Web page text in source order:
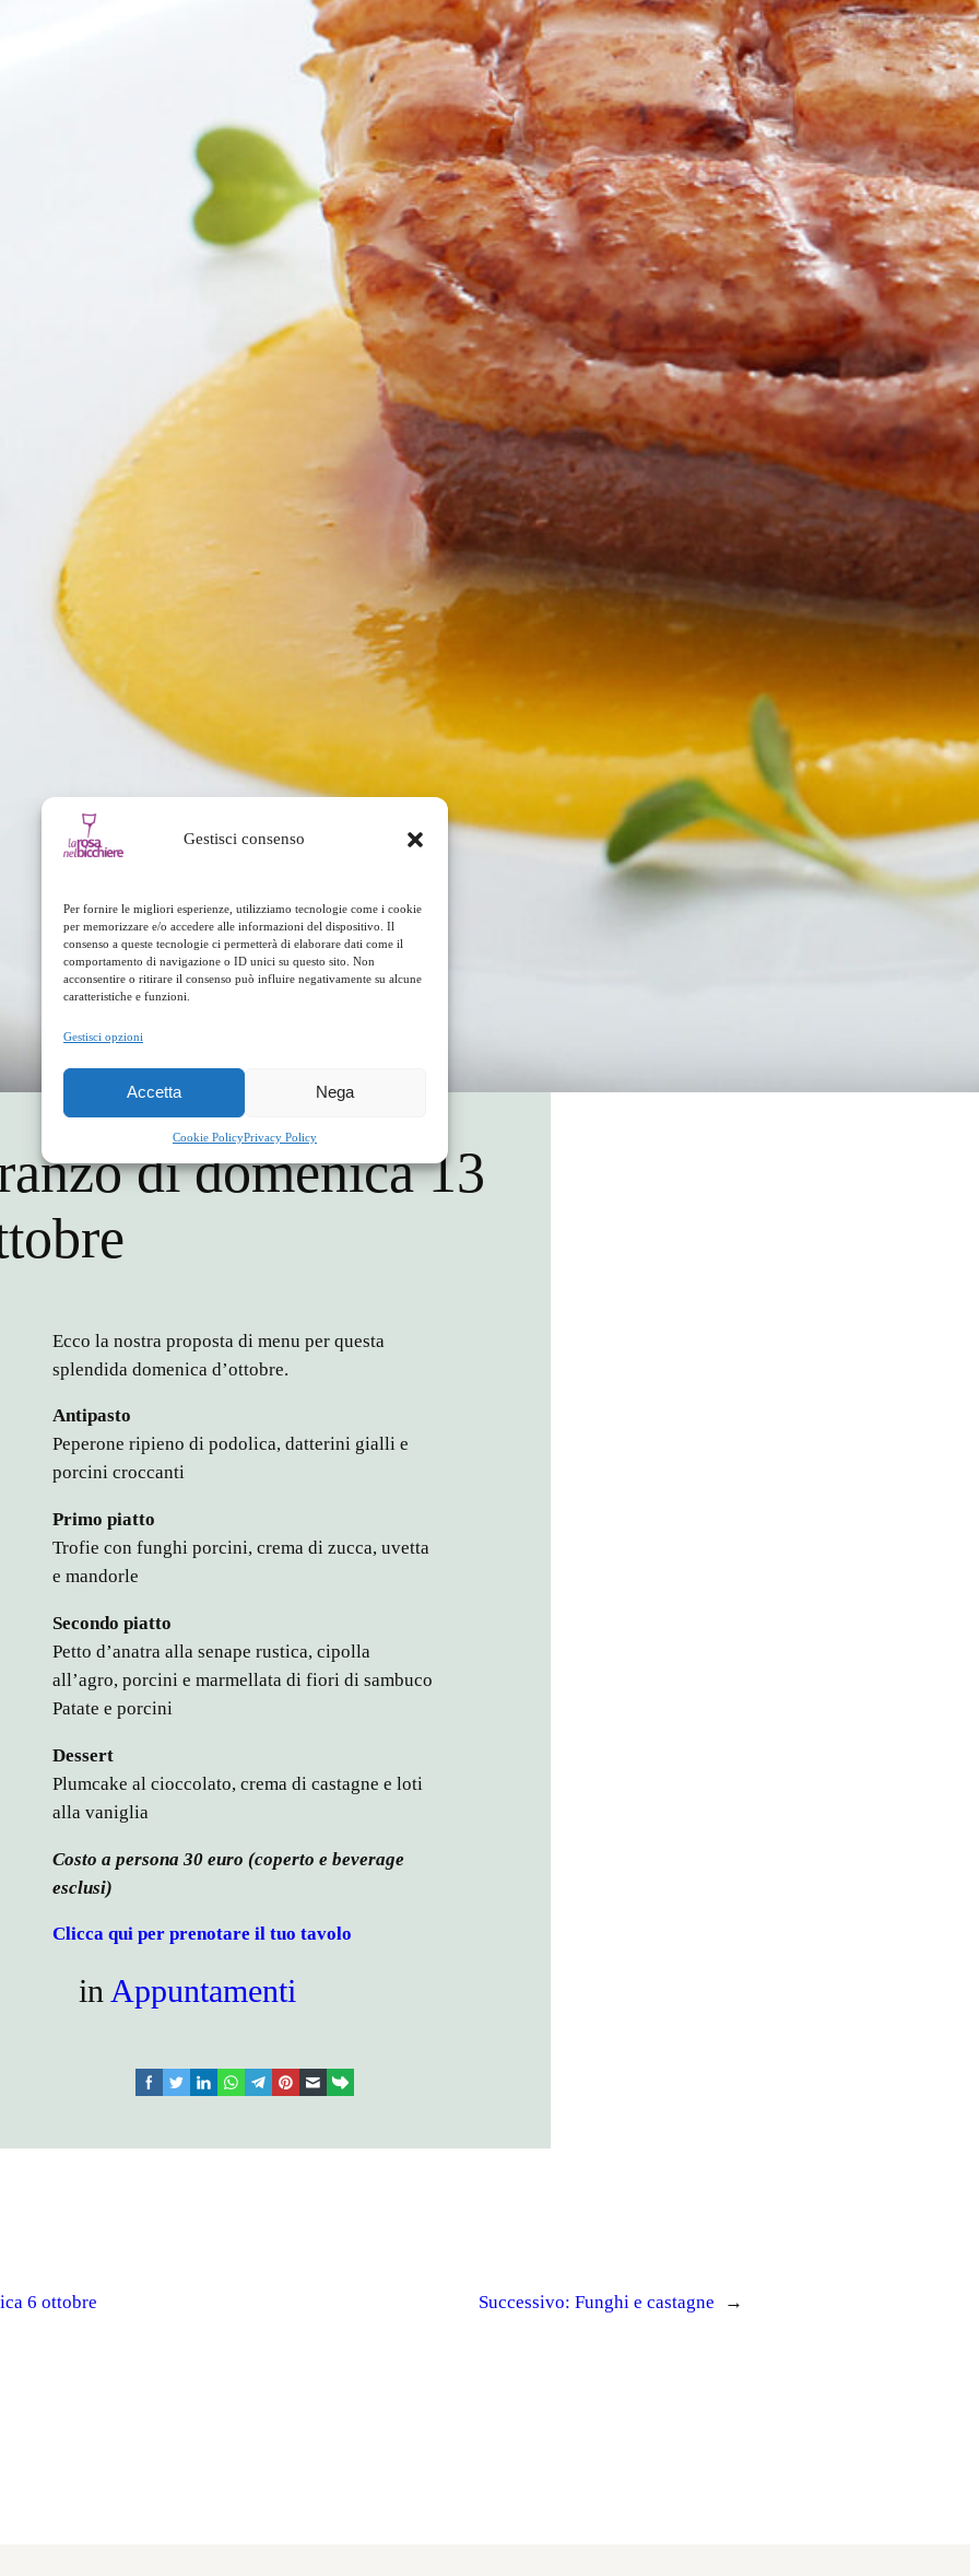
Gestisci consenso
Per fornire le migliori esperienze, utilizziamo tecnologie come i cookie
per memorizzare e/o accedere alle informazioni del dispositivo. Il
consenso a queste tecnologie ci permetterà di elaborare dati come il
comportamento di navigazione o ID unici su questo sito. Non
acconsentire o ritirare il consenso può influire negativamente su alcune
caratteristiche e funzioni.
Gestisci opzioni
Accetta Nega
Cookie PolicyPrivacy Policy
di domenica 13
Ecco la nostra proposta di menu per questa
splendida domenica d’ottobre.
Antipasto
Peperone ripieno di podolica, datterini gialli e
porcini croccanti
Primo piatto
Trofie con funghi porcini, crema di zucca, uvetta
e mandorle
Secondo piatto
Petto d’anatra alla senape rustica, cipolla
all’agro, porcini e marmellata di fiori di sambuco
Patate e porcini
Dessert
Plumcake al cioccolato, crema di castagne e loti
alla vaniglia
Costo a persona 30 euro (coperto e beverage
esclusi)
Clicca qui per prenotare il tuo tavolo
in Appuntamenti
facebooktwitterlinkedinwhatsapptelegram
pinterest email link
6 ottobre Successivo: Funghi e castagne →